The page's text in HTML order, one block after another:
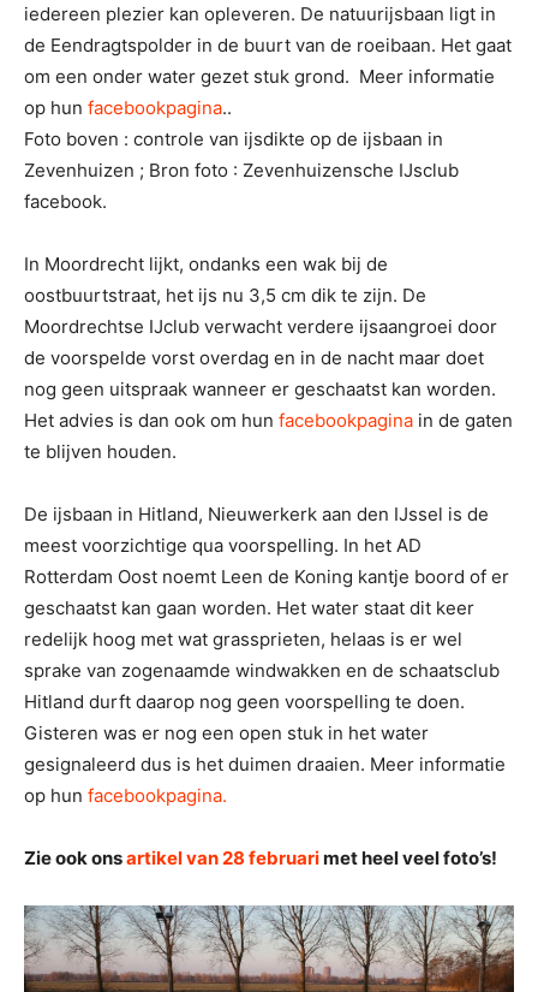
iedereen plezier kan opleveren. De natuurijsbaan ligt in
de Eendragtspolder in de buurt van de roeibaan. Het gaat
om een onder water gezet stuk grond. Meer informatie
op hun facebookpagina..
Foto boven : controle van ijsdikte op de ijsbaan in
Zevenhuizen ; Bron foto : Zevenhuizensche IJsclub
facebook.
In Moordrecht lijkt, ondanks een wak bij de
oostbuurtstraat, het ijs nu 3,5 cm dik te zijn. De
Moordrechtse IJclub verwacht verdere ijsaangroei door
de voorspelde vorst overdag en in de nacht maar doet
nog geen uitspraak wanneer er geschaatst kan worden.
Het advies is dan ook om hun facebookpagina in de gaten
te blijven houden.
De ijsbaan in Hitland, Nieuwerkerk aan den IJssel is de
meest voorzichtige qua voorspelling. In het AD
Rotterdam Oost noemt Leen de Koning kantje boord of er
geschaatst kan gaan worden. Het water staat dit keer
redelijk hoog met wat grassprieten, helaas is er wel
sprake van zogenaamde windwakken en de schaatsclub
Hitland durft daarop nog geen voorspelling te doen.
Gisteren was er nog een open stuk in het water
gesignaleerd dus is het duimen draaien. Meer informatie
op hun facebookpagina.
Zie ook onsartikel van 28 februarimet heel veel foto’s!